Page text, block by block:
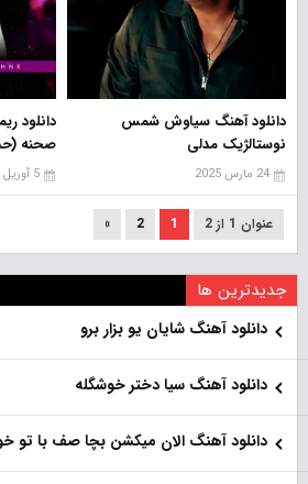
دانلود آهنگ سیاوش شمس
نوستالژیک مدلی
24 مارس 2025
دانلود
صحنه
5 آوریل 2024
عنوان 1 از 2 1
2
»
جدیدترین ها
دانلود آهنگ شایان یو بزار برو
دانلود آهنگ سیا دختر خوشگله
دانلود آهنگ الان میکشن بچا صف با تو